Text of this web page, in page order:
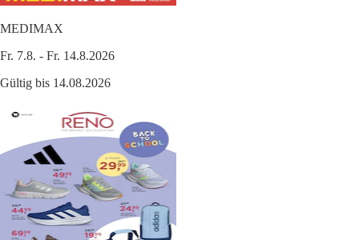
MEDIMAX
Fr. 7.8. - Fr. 14.8.2026
Gültig bis 14.08.2026